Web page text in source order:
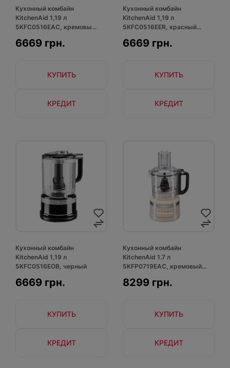
Кухонный комбайн
KitchenAid 1,19 л
5KFC0516EAC, кремовы...
6669 грн.
КУПИТЬ
КРЕДИТ
Кухонный комбайн
KitchenAid 1,19 л
5KFC0516EER, красный...
6669 грн.
КУПИТЬ
КРЕДИТ
Кухонный комбайн
KitchenAid 1,19 л
5KFC0516EOB, черный
6669 грн.
КУПИТЬ
КРЕДИТ
Кухонный комбайн
KitchenAid 1.7 л
5KFP0719EAC, кремовый...
8299 грн.
КУПИТЬ
КРЕДИТ